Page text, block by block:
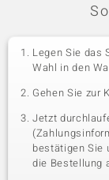
Legen Sie das
Wahl in den
Gehen Sie zur
Jetzt
bestätigen Sie
die Bestellung